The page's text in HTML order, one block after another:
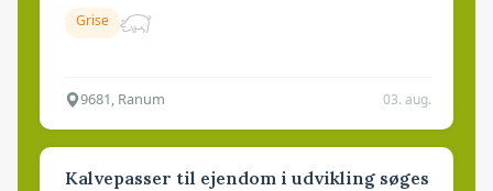
Grise
9681, Ranum 03. aug.
Kalvepasser til ejendom i udvikling søges